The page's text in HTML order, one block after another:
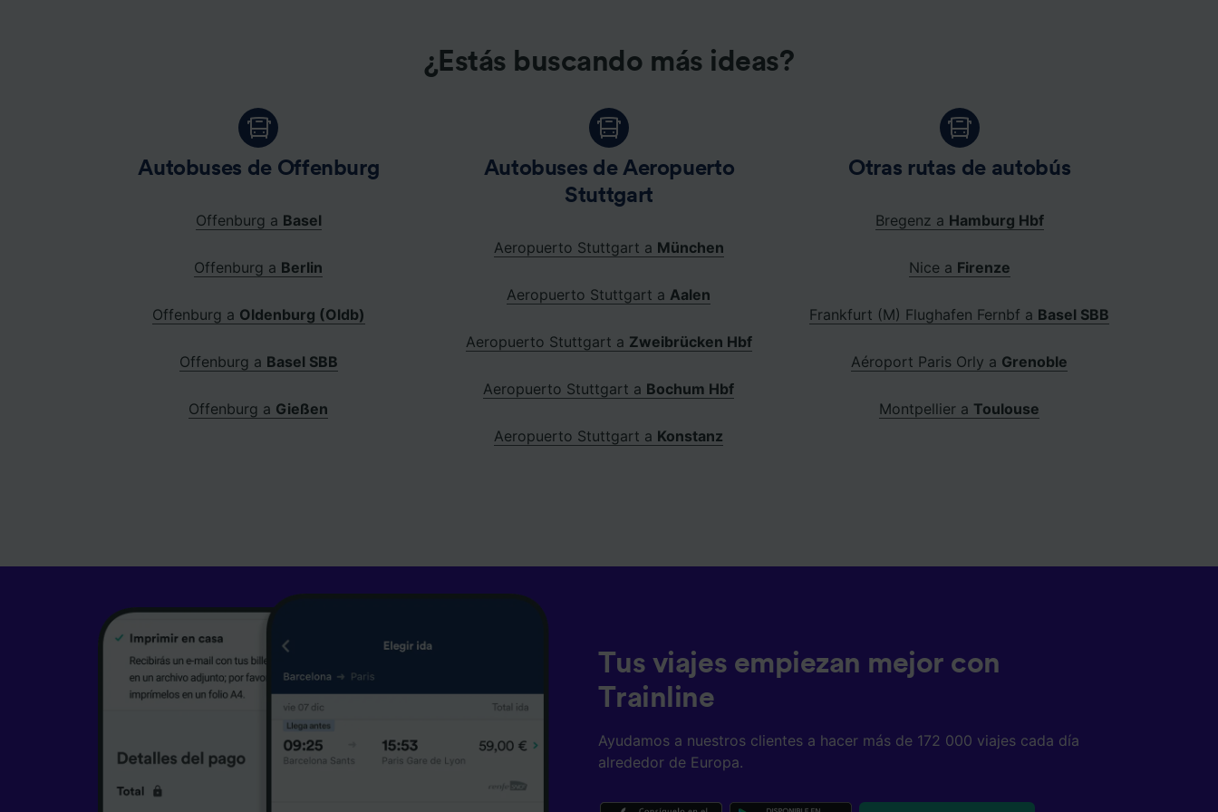
¿Estás buscando más ideas?
Autobuses de Offenburg
Offenburg a Basel
Offenburg a Berlin
Offenburg a Oldenburg (Oldb)
Offenburg a Basel SBB
Offenburg a Gießen
Autobuses de Aeropuerto
Stuttgart
Aeropuerto Stuttgart a München
Aeropuerto Stuttgart aAalen
Aeropuerto Stuttgart a Zweibrücken Hbf
Aeropuerto Stuttgart a Bochum Hbf
Aeropuerto Stuttgart a Konstanz
Otras rutas de autobús
Bregenz a Hamburg Hbf
Nice a Firenze
Frankfurt (M) Flughafen Fernbf a Basel SBB
Aéroport Paris Orly a Grenoble
Montpellier a Toulouse
Tus viajes empiezan mejor con
Trainline
Ayudamos a nuestros clientes a hacer más de 172 000 viajes cada día
alrededor de Europa.